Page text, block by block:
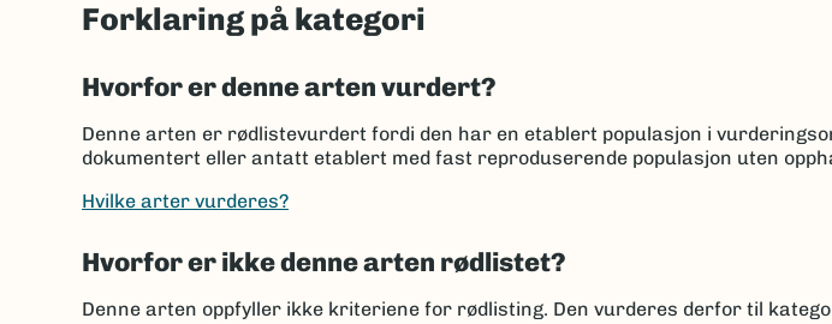
Forklaring på kategori
Hvorfor er denne arten vurdert?
Denne arten er rødlistevurdert fordi den har en etablert populasjon i
dokumentert eller antatt etablert med fast reproduserende populasjon uten
Hvilke arter vurderes?
Hvorfor er ikke denne arten rødlistet?
Denne arten oppfyller ikke kriteriene for rødlisting. Den vurderes derfor til